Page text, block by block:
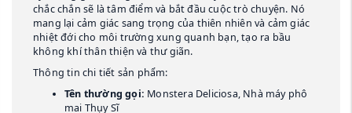
chắc chắn sẽ là tâm điểm và bắt đầu cuộc trò chuyện. Nó
mang lại cảm giác sang trọng của thiên nhiên và cảm giác
nhiệt đới cho môi trường xung quanh bạn, tạo ra bầu
không khí thân thiện và thư giãn.
Thông tin chi tiết sản phẩm:
Tên thường gọi: Monstera Deliciosa, Nhà máy phô
mai Thụy Sĩ